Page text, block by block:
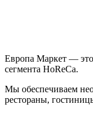
Европа Маркет —
сегмента HoReCa.
Мы обеспечиваем
рестораны,